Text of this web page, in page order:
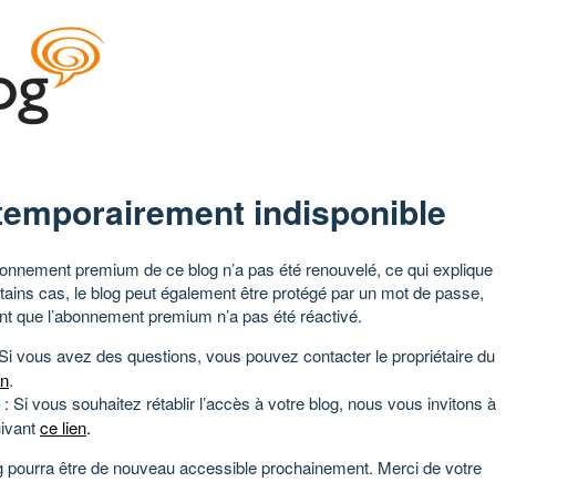
indisponible
premium de ce blog n’a pas été renouvelé, ce qui explique
cas, le blog peut également être protégé par un mot de passe,
que l’abonnement premium n’a pas été réactivé.
vous avez des questions, vous pouvez contacter le propriétaire du
.
: Si vous souhaitez rétablir l’accès à votre blog, nous vous invitons à
ce lien.
être de nouveau accessible prochainement. Merci de votre